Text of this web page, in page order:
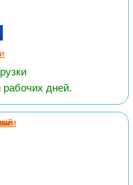
рабочих дней.